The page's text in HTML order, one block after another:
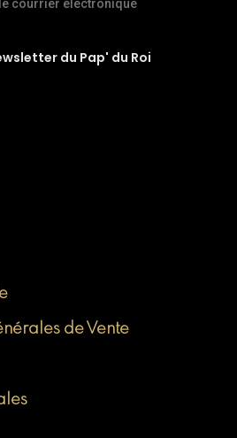
de Vente